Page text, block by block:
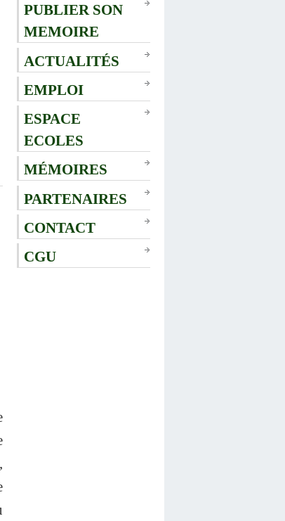
PUBLIER SON
MEMOIRE
ACTUALITÉS
EMPLOI
ESPACE
ECOLES
MÉMOIRES
PARTENAIRES
CONTACT
CGU